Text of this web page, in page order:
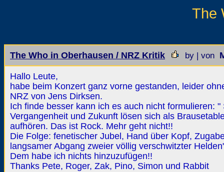
The
The Who in Oberhausen / NRZ Kritik by | von
Hallo Leute,
habe beim Konzert ganz vorne gestanden, leider
NRZ von Jens Dirksen.
Ich finde besser kann ich es auch nicht formulieren:
Vergangenheit und Zukunft lösen sich als
aufhören. Das ist Rock. Mehr geht nicht!!
Die Folge: fenetischer Jubel, Hand über Kopf,
langsamer Abgang zweier völlig verschwitzter
Dem habe ich nichts hinzuzufügen!!
Thanks Pete, Roger, Zak, Pino, Simon und Rabbit